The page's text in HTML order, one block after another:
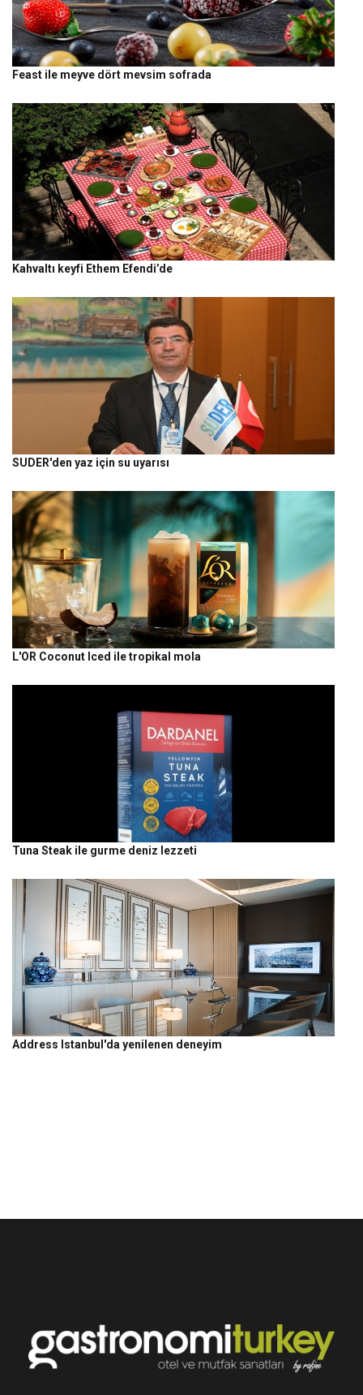
Feast ile meyve dört mevsim sofrada
Kahvaltı keyfi Ethem Efendi’de
SUDER'den yaz için su uyarısı
L'OR Coconut Iced ile tropikal mola
Tuna Steak ile gurme deniz lezzeti
Address Istanbul'da yenilenen deneyim